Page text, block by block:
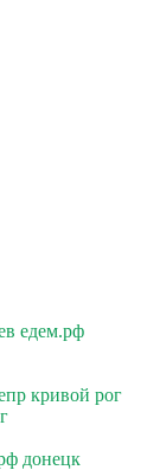
едем.рф
кривой рог
донецк